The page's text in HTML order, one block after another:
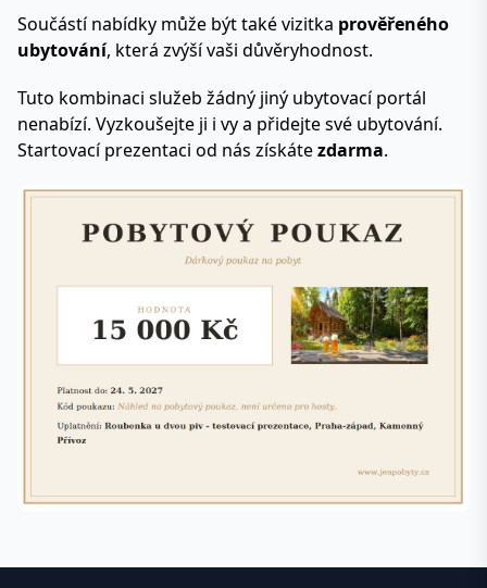
Součástí nabídky může být také vizitka prověřeného
ubytování, která zvýší vaši důvěryhodnost.
Tuto kombinaci služeb žádný jiný ubytovací portál
nenabízí. Vyzkoušejte ji i vy a přidejte své ubytování.
Startovací prezentaci od nás získátezdarma.